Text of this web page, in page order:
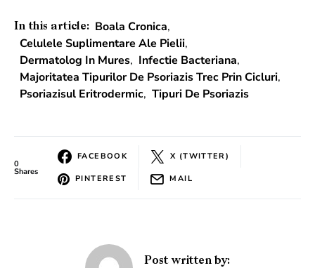
In this article: Boala Cronica,
Celulele Suplimentare Ale Pielii,
Dermatolog In Mures, Infectie Bacteriana,
Majoritatea Tipurilor De Psoriazis Trec Prin Cicluri,
Psoriazisul Eritrodermic, Tipuri De Psoriazis
0
Shares
FACEBOOK X (TWITTER)
PINTEREST MAIL
Post written by: